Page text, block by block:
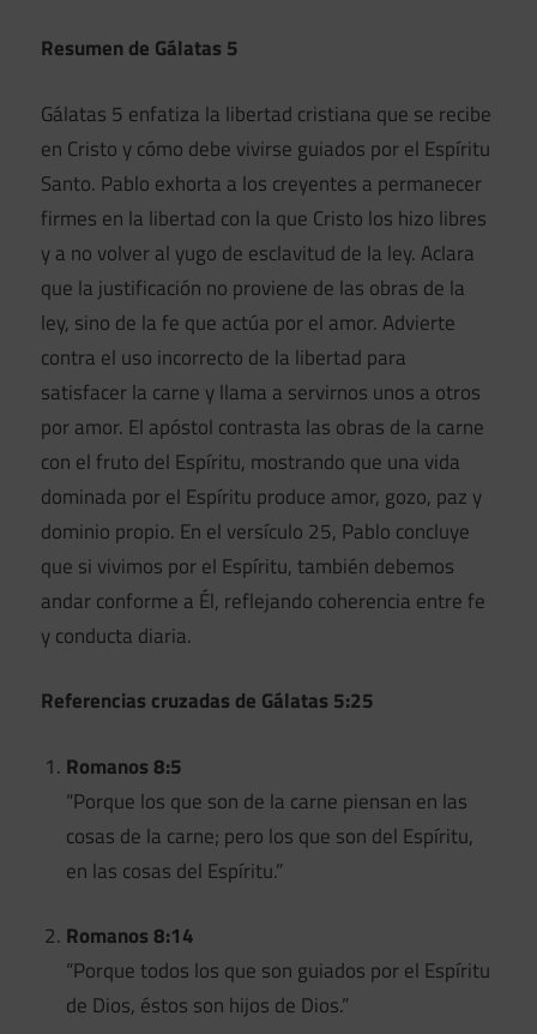
Resumen de Gálatas 5
Gálatas 5 enfatiza la libertad cristiana que se recibe
en Cristo y cómo debe vivirse guiados por el Espíritu
Santo. Pablo exhorta a los creyentes a permanecer
firmes en la libertad con la que Cristo los hizo libres
y a no volver al yugo de esclavitud de la ley. Aclara
que la justificación no proviene de las obras de la
ley, sino de la fe que actúa por el amor. Advierte
contra el uso incorrecto de la libertad para
satisfacer la carne y llama a servirnos unos a otros
por amor. El apóstol contrasta las obras de la carne
con el fruto del Espíritu, mostrando que una vida
dominada por el Espíritu produce amor, gozo, paz y
dominio propio. En el versículo 25, Pablo concluye
que si vivimos por el Espíritu, también debemos
andar conforme a Él, reflejando coherencia entre fe
y conducta diaria.
Referencias cruzadas de Gálatas 5:25
Romanos 8:5
“Porque los que son de la carne piensan en las
cosas de la carne; pero los que son del Espíritu,
en las cosas del Espíritu.”
Romanos 8:14
“Porque todos los que son guiados por el Espíritu
de Dios, éstos son hijos de Dios.”